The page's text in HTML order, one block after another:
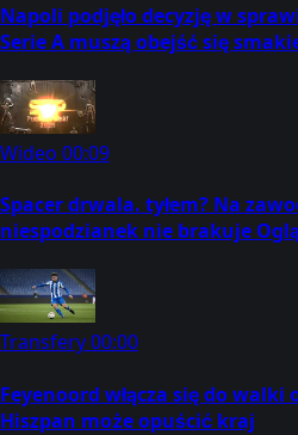
Napoli podjęło decyzję w
Serie A muszą obejść się
Wideo 00:09
Spacer drwala. tyłem? Na
niespodzianek nie brakuje
Transfery00:00
Feyenoord włącza się do walki
Hiszpan może opuścić kraj